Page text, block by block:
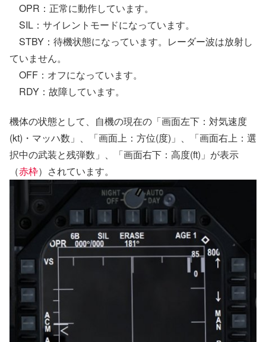
OPR：正常に動作しています。
SIL：サイレントモードになっています。
STBY：待機状態になっています。レーダー波は放射し
ていません。
OFF：オフになっています。
RDY：故障しています。
機体の状態として、自機の現在の「画面左下：対気速度
(kt)・マッハ数」、「画面上：方位(度)」、「画面右上：選
択中の武装と残弾数」、「画面右下：高度(ft)」が表示
（赤枠）されています。